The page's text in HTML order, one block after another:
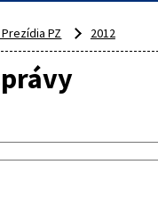
PZ 2012